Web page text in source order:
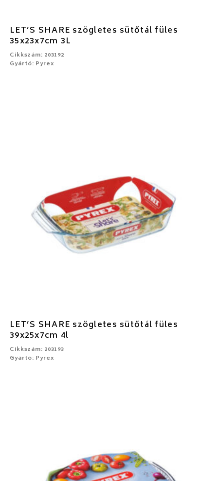
LET’S SHARE szögletes sütőtál füles
35x23x7cm 3L
Cikkszám: 203192
Gyártó: Pyrex
LET’S SHARE szögletes sütőtál füles
39x25x7cm 4l
Cikkszám: 203193
Gyártó: Pyrex